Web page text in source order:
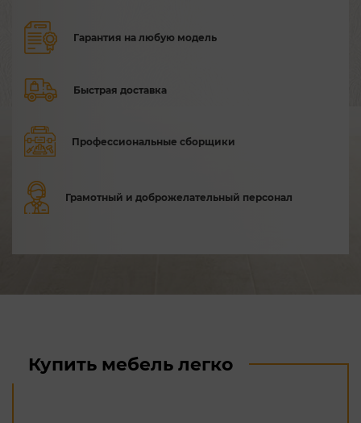
Гарантия на любую модель
Быстрая доставка
Профессиональные сборщики
Грамотный и доброжелательный персонал
Купить мебель легко